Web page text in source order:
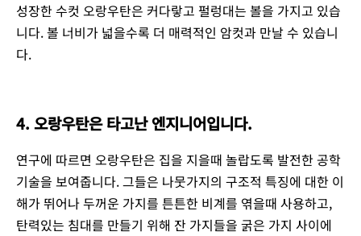
성장한 수컷 오랑우탄은 커다랗고 펄렁대는 볼을 가지고 있습
니다. 볼 너비가 넓을수록 더 매력적인 암컷과 만날 수 있습니
다.
4. 오랑우탄은 타고난 엔지니어입니다.
연구에 따르면 오랑우탄은 집을 지을때 놀랍도록 발전한 공학
기술을 보여줍니다. 그들은 나뭇가지의 구조적 특징에 대한 이
해가 뛰어나 두꺼운 가지를 튼튼한 비계를 엮을때 사용하고,
탄력있는 침대를 만들기 위해 잔 가지들을 굵은 가지 사이에